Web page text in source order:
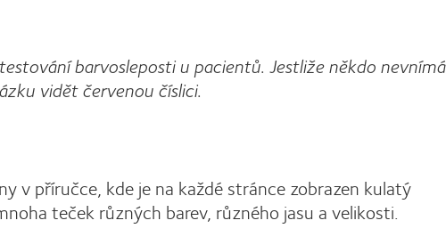
barvosleposti u pacientů. Jestliže někdo nevnímá
vidět červenou číslici.
v příručce, kde je na každé stránce zobrazen kulatý
teček různých barev, různého jasu a velikosti.